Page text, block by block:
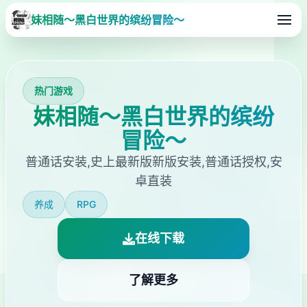
妹相随～黑白世界的缤纷冒险～
热门游戏
妹相随～黑白世界的缤纷
冒险～
普通话安装,史上最新版新版安装,普通话授权,安
卓直装
养成 RPG
在线下载
了解更多